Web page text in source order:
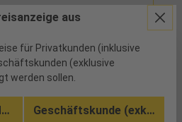
und Bohrungen
aus
für Privatkunden (inklusive
(exklusive
werden sollen.
Geschäftskunde (exkl.